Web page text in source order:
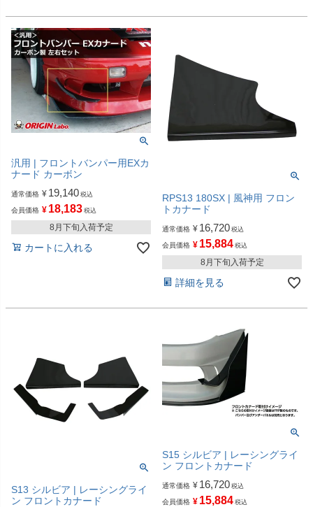
汎用 | フロントバンパー用EXカ
ナード カーボン
通常価格 ¥ 19,140 税込
会員価格 ¥ 18,183 税込
8月下旬入荷予定
カートに入れる
RPS13 180SX | 風神用 フロン
トカナード
通常価格 ¥ 16,720 税込
会員価格 ¥ 15,884 税込
8月下旬入荷予定
詳細を見る
S13 シルビア | レーシングライ
ン フロントカナード
S15 シルビア | レーシングライ
ン フロントカナード
通常価格 ¥ 16,720 税込
会員価格 ¥ 15,884 税込